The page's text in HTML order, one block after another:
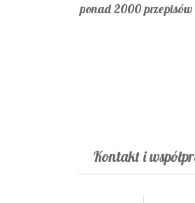
ponad 2000
Kontakt i